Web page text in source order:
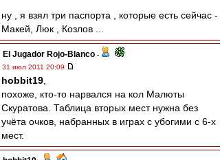
ну , я взял три паспорта , которые есть сейчас -
Макей, Люк , Козлов ...
El Jugador Rojo-Blanco -
31 июл 2011 20:09
hobbit19
похоже, кто-то нарвался на кол Малюты
Скуратова. Таблица вторых мест нужна без
учёта очков, набранных в играх с убогими с 6-х
мест.